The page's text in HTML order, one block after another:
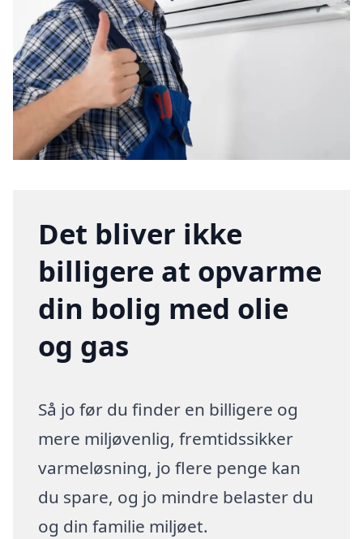
Det bliver ikke
billigere at opvarme
din bolig med olie
og gas
Så jo før du finder en billigere og
mere miljøvenlig, fremtidssikker
varmeløsning, jo flere penge kan
du spare, og jo mindre belaster du
og din familie miljøet.